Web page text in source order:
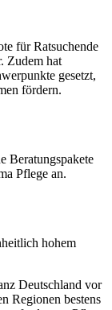
für Ratsuchende
Zudem hat
gesetzt,
fördern.
Beratungspakete
Pflege an.
hohem
Deutschland vor
Regionen bestens